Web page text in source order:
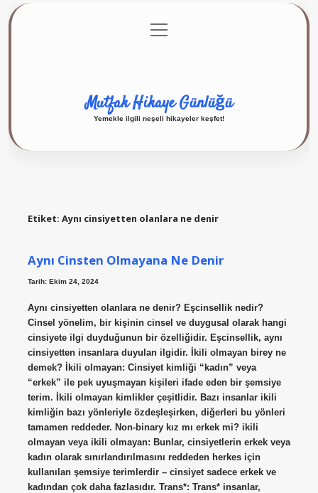
Gizlilik Politikası
menüyü
aç
Mutfak Hikaye Günlüğü
Yemekle ilgili neşeli hikayeler keşfet!
Etiket: Aynı cinsiyetten olanlara ne denir
Aynı Cinsten Olmayana Ne Denir
Tarih: Ekim 24, 2024
Aynı cinsiyetten olanlara ne denir? Eşcinsellik nedir?
Cinsel yönelim, bir kişinin cinsel ve duygusal olarak hangi
cinsiyete ilgi duyduğunun bir özelliğidir. Eşcinsellik, aynı
cinsiyetten insanlara duyulan ilgidir. İkili olmayan birey ne
demek? İkili olmayan: Cinsiyet kimliği “kadın” veya
“erkek” ile pek uyuşmayan kişileri ifade eden bir şemsiye
terim. İkili olmayan kimlikler çeşitlidir. Bazı insanlar ikili
kimliğin bazı yönleriyle özdeşleşirken, diğerleri bu yönleri
tamamen reddeder. Non-binary kız mı erkek mi? ikili
olmayan veya ikili olmayan: Bunlar, cinsiyetlerin erkek veya
kadın olarak sınırlandırılmasını reddeden herkes için
kullanılan şemsiye terimlerdir – cinsiyet sadece erkek ve
kadından çok daha fazlasıdır. Trans*: Trans* insanlar,